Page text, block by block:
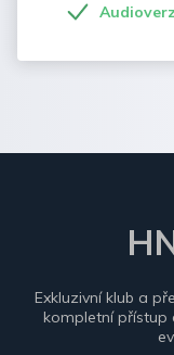
Exkluzivní klub a
kompletní přístup